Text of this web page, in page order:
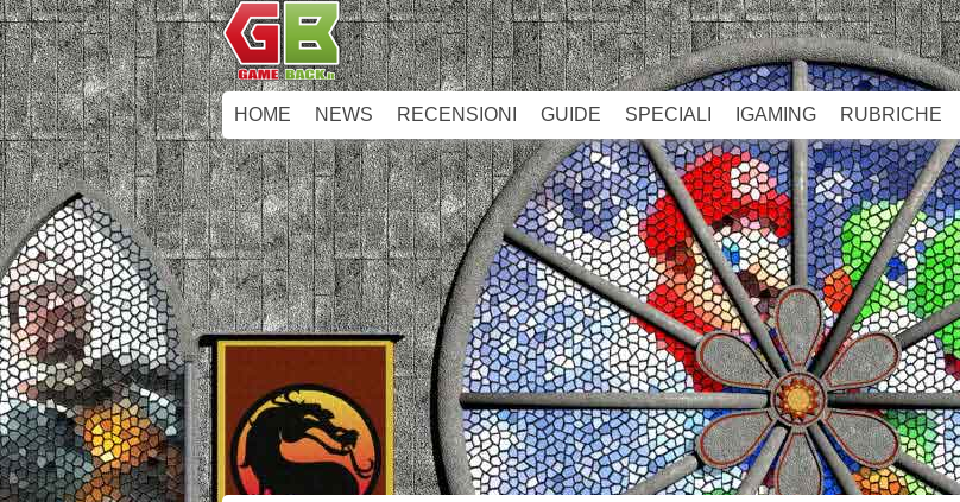
HOME NEWS RECENSIONI GUIDE SPECIALI IGAMING RUBRICHE